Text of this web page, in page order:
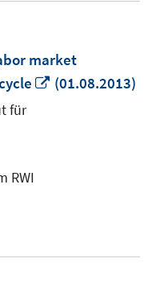
market
In
(01.08.2013)
für
RWI